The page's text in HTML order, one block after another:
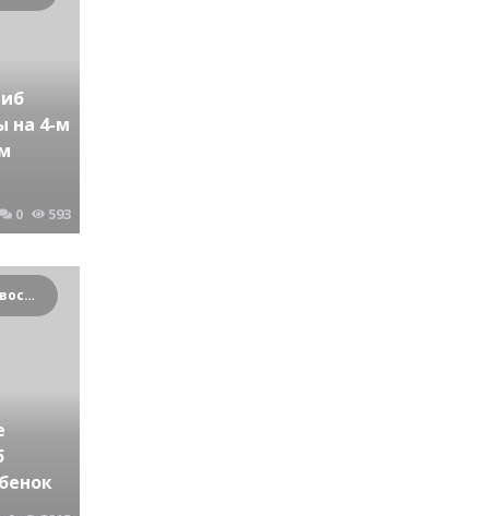
на 4-м
0 593
Криминальные новости Новосибирска и Сибирского региона